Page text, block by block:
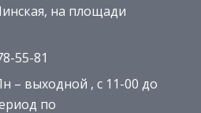
на площади
55-81
– выходной , с 11-00 до
по